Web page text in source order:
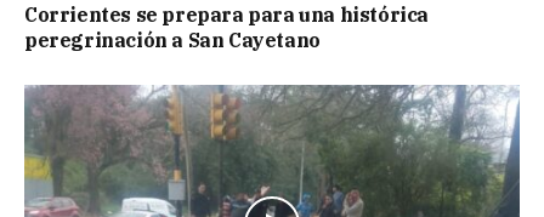
Corrientes se prepara para una histórica
peregrinación a San Cayetano